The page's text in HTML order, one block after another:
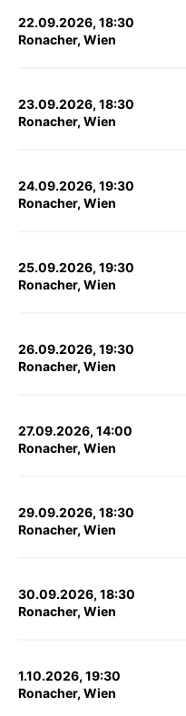
22.09.2026, 18:30
Ronacher, Wien
23.09.2026, 18:30
Ronacher, Wien
24.09.2026, 19:30
Ronacher, Wien
25.09.2026, 19:30
Ronacher, Wien
26.09.2026, 19:30
Ronacher, Wien
27.09.2026, 14:00
Ronacher, Wien
29.09.2026, 18:30
Ronacher, Wien
30.09.2026, 18:30
Ronacher, Wien
1.10.2026, 19:30
Ronacher, Wien